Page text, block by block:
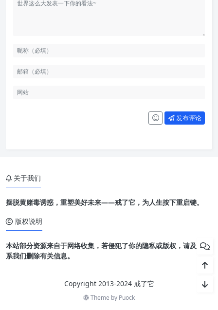
发布评论
关于我们
摆脱黄赌毒诱惑，重塑美好未来——戒了它，为人生按下重启键。
版权说明
本站部分资源来自于网络收集，若侵犯了你的隐私或版权，请及时联
系我们删除有关信息。
Copyright 2013-2024 戒了它
Theme by Puock